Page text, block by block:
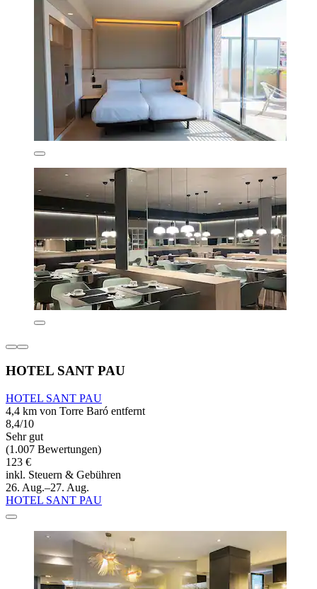
HOTEL SANT PAU
HOTEL SANT PAU
4,4 km von Torre Baró entfernt
8,4/10
Sehr gut
(1.007 Bewertungen)
123 €
inkl. Steuern & Gebühren
26. Aug.–27. Aug.
HOTEL SANT PAU